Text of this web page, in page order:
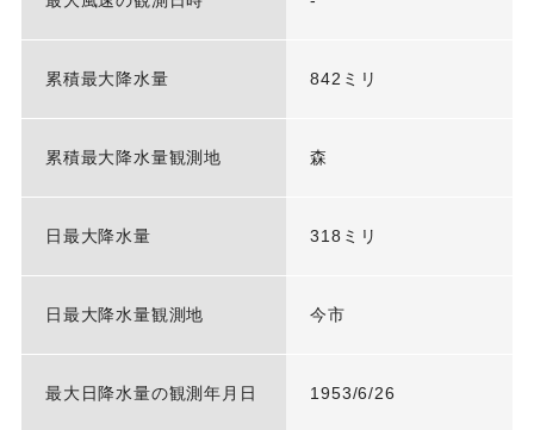
累積最大降水量 842ミリ
累積最大降水量観測地 森
日最大降水量 318ミリ
日最大降水量観測地 今市
最大日降水量の観測年月日 1953/6/26